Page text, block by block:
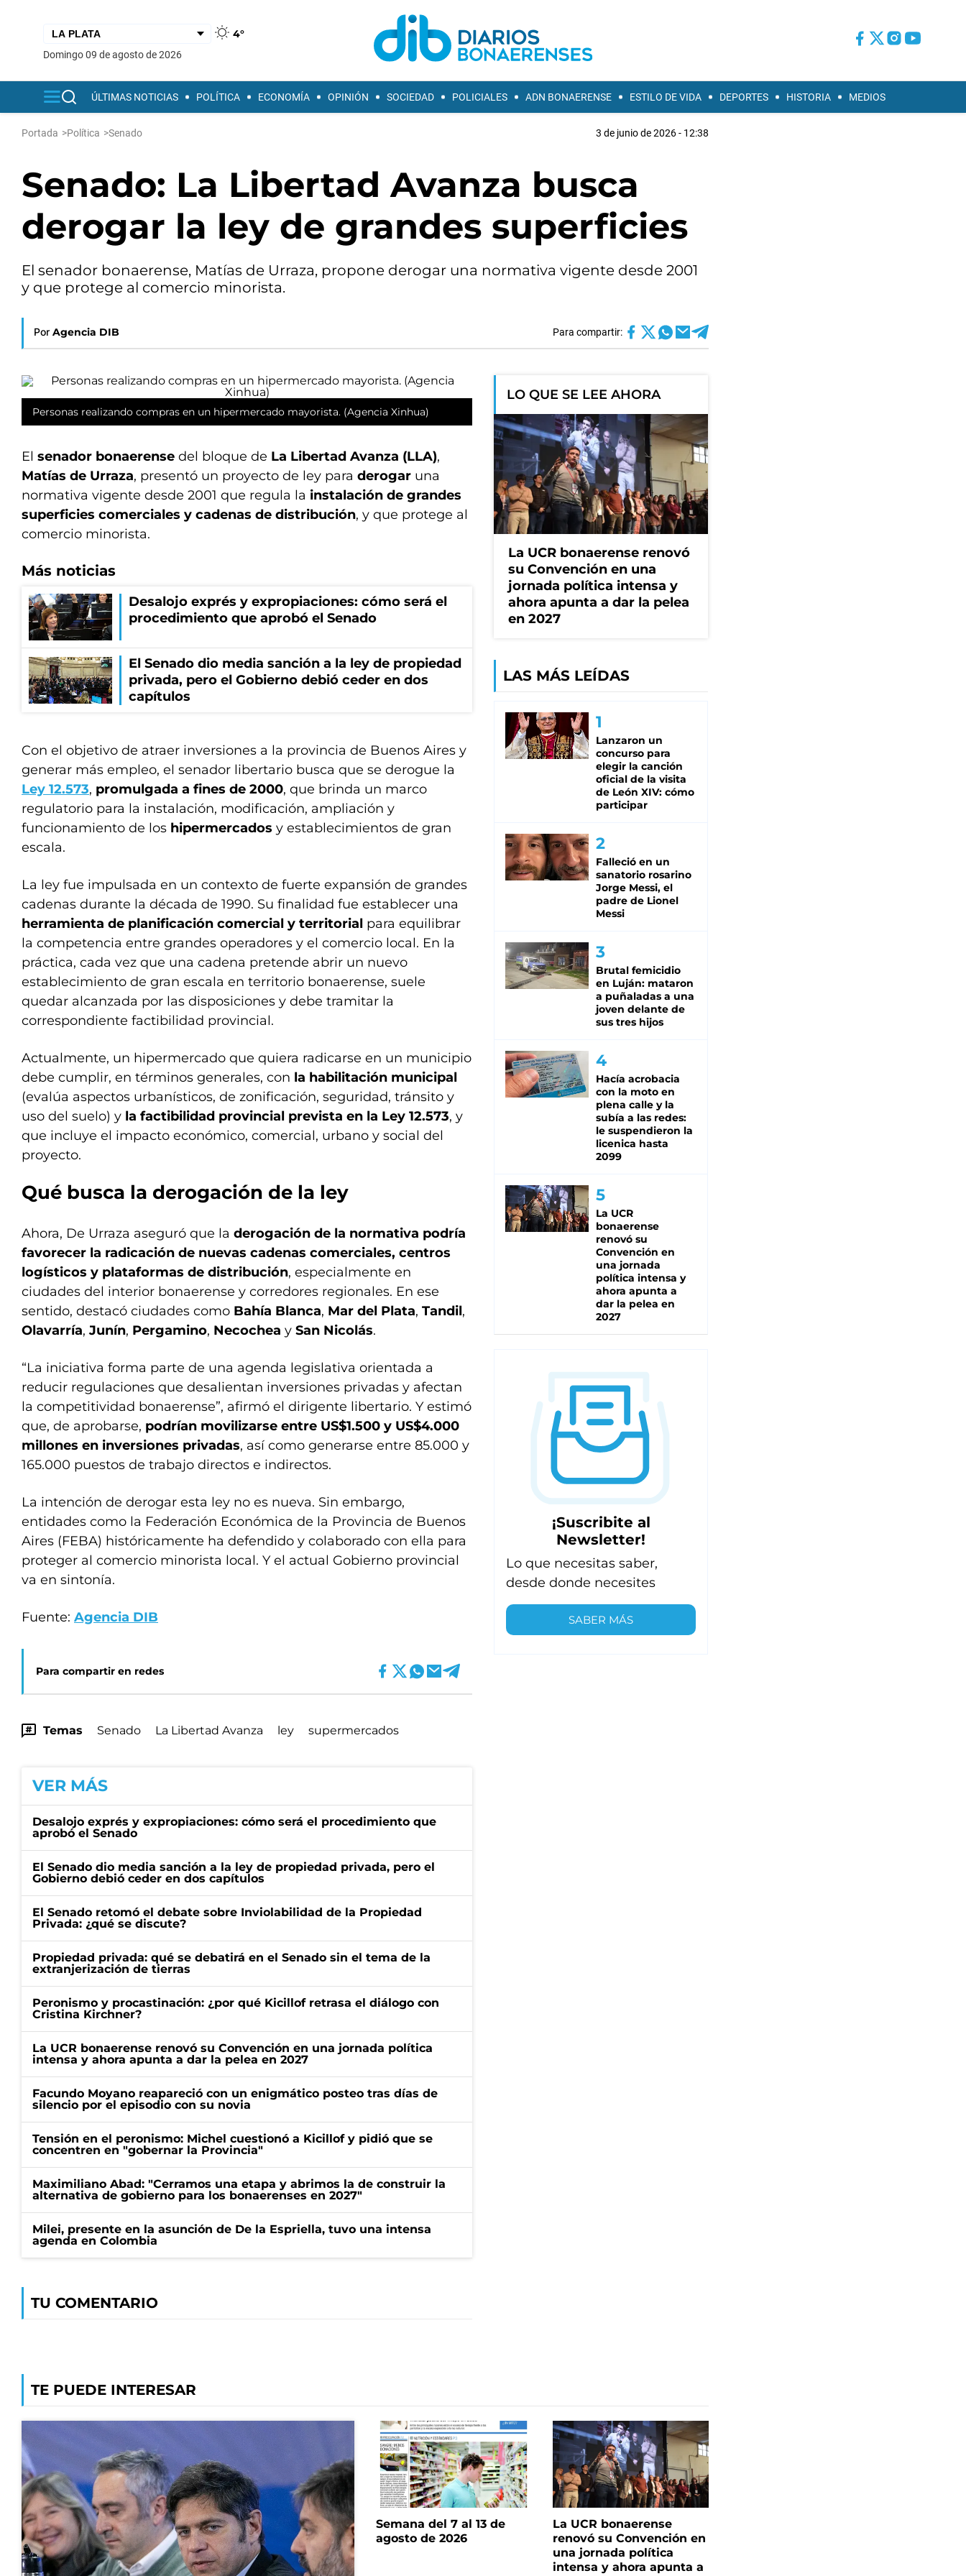
4°
domingo 09 de agosto de 2026
ÚLTIMAS NOTICIAS POLÍTICA ECONOMÍA OPINIÓN SOCIEDAD POLICIALES ADN BONAERENSE ESTILO DE VIDA DEPORTES HISTORIA MEDIOS
Portada >Política >Senado 3 de junio de 2026 - 12:38
Senado: La Libertad Avanza busca
derogar la ley de grandes superficies
El senador bonaerense, Matías de Urraza, propone derogar una normativa vigente desde 2001
y que protege al comercio minorista.
Por Agencia DIB Para compartir:
Personas realizando compras en un hipermercado mayorista. (Agencia Xinhua)
El senador bonaerense del bloque de La Libertad Avanza (LLA),
Matías de Urraza, presentó un proyecto de ley para derogar una
normativa vigente desde 2001 que regula la instalación de grandes
superficies comerciales y cadenas de distribución, y que protege al
comercio minorista.
Más noticias
Desalojo exprés y expropiaciones: cómo será el
procedimiento que aprobó el Senado
El Senado dio media sanción a la ley de propiedad
privada, pero el Gobierno debió ceder en dos
capítulos
Con el objetivo de atraer inversiones a la provincia de Buenos Aires y
generar más empleo, el senador libertario busca que se derogue la
Ley 12.573, promulgada a fines de 2000, que brinda un marco
regulatorio para la instalación, modificación, ampliación y
funcionamiento de los hipermercados y establecimientos de gran
escala.
La ley fue impulsada en un contexto de fuerte expansión de grandes
cadenas durante la década de 1990. Su finalidad fue establecer una
herramienta de planificación comercial y territorial para equilibrar
la competencia entre grandes operadores y el comercio local. En la
práctica, cada vez que una cadena pretende abrir un nuevo
establecimiento de gran escala en territorio bonaerense, suele
quedar alcanzada por las disposiciones y debe tramitar la
correspondiente factibilidad provincial.
Actualmente, un hipermercado que quiera radicarse en un municipio
debe cumplir, en términos generales, con la habilitación municipal
(evalúa aspectos urbanísticos, de zonificación, seguridad, tránsito y
uso del suelo) y la factibilidad provincial prevista en la Ley 12.573, y
que incluye el impacto económico, comercial, urbano y social del
proyecto.
Qué busca la derogación de la ley
Ahora, De Urraza aseguró que la derogación de la normativa podría
favorecer la radicación de nuevas cadenas comerciales, centros
logísticos y plataformas de distribución, especialmente en
ciudades del interior bonaerense y corredores regionales. En ese
sentido, destacó ciudades como Bahía Blanca, Mar del Plata, Tandil,
Olavarría, Junín, Pergamino, Necochea y San Nicolás.
“La iniciativa forma parte de una agenda legislativa orientada a
reducir regulaciones que desalientan inversiones privadas y afectan
la competitividad bonaerense”, afirmó el dirigente libertario. Y estimó
que, de aprobarse, podrían movilizarse entre US$1.500 y US$4.000
millones en inversiones privadas, así como generarse entre 85.000 y
165.000 puestos de trabajo directos e indirectos.
La intención de derogar esta ley no es nueva. Sin embargo,
entidades como la Federación Económica de la Provincia de Buenos
Aires (FEBA) históricamente ha defendido y colaborado con ella para
proteger al comercio minorista local. Y el actual Gobierno provincial
va en sintonía.
Fuente: Agencia DIB
Para compartir en redes
Temas Senado La Libertad Avanza ley supermercados
VER MÁS
Desalojo exprés y expropiaciones: cómo será el procedimiento que
aprobó el Senado
El Senado dio media sanción a la ley de propiedad privada, pero el
Gobierno debió ceder en dos capítulos
El Senado retomó el debate sobre Inviolabilidad de la Propiedad
Privada: ¿qué se discute?
Propiedad privada: qué se debatirá en el Senado sin el tema de la
extranjerización de tierras
Peronismo y procastinación: ¿por qué Kicillof retrasa el diálogo con
Cristina Kirchner?
La UCR bonaerense renovó su Convención en una jornada política
intensa y ahora apunta a dar la pelea en 2027
Facundo Moyano reapareció con un enigmático posteo tras días de
silencio por el episodio con su novia
Tensión en el peronismo: Michel cuestionó a Kicillof y pidió que se
concentren en "gobernar la Provincia"
Maximiliano Abad: "Cerramos una etapa y abrimos la de construir la
alternativa de gobierno para los bonaerenses en 2027"
Milei, presente en la asunción de De la Espriella, tuvo una intensa
agenda en Colombia
TU COMENTARIO
LO QUE SE LEE AHORA
La UCR bonaerense renovó
su Convención en una
jornada política intensa y
ahora apunta a dar la pelea
en 2027
LAS MÁS LEÍDAS
Lanzaron un
concurso para
elegir la canción
oficial de la visita
de León XIV: cómo
participar
Falleció en un
sanatorio rosarino
Jorge Messi, el
padre de Lionel
Messi
Brutal femicidio
en Luján: mataron
a puñaladas a una
joven delante de
sus tres hijos
Hacía acrobacia
con la moto en
plena calle y la
subía a las redes:
le suspendieron la
licenica hasta
2099
La UCR
bonaerense
renovó su
Convención en
una jornada
política intensa y
ahora apunta a
dar la pelea en
2027
¡Suscribite al
Newsletter!
Lo que necesitas saber,
desde donde necesites
SABER MÁS
TE PUEDE INTERESAR
Semana del 7 al 13 de
agosto de 2026
La UCR bonaerense
renovó su Convención en
una jornada política
intensa y ahora apunta a